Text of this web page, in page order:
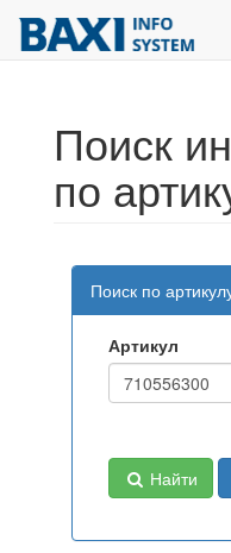
Поиск
по
Поиск по
Артикул
Найти